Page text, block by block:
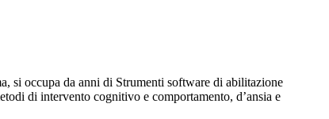
si occupa da anni di Strumenti software di abilitazione
di intervento cognitivo e comportamento, d’ansia e